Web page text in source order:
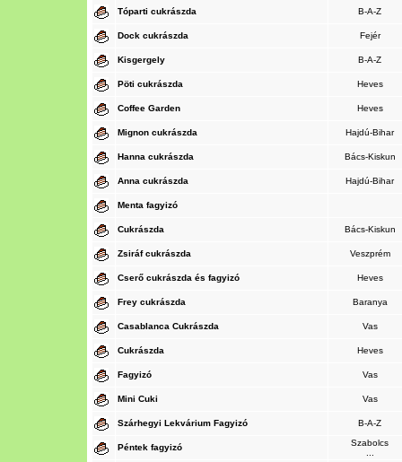
Tóparti cukrászda B-A-Z
Dock cukrászda Fejér
Kisgergely B-A-Z
Pöti cukrászda Heves
Coffee Garden Heves
Mignon cukrászda Hajdú-Bihar
Hanna cukrászda Bács-Kiskun
Anna cukrászda Hajdú-Bihar
Menta fagyizó
Cukrászda Bács-Kiskun
Zsiráf cukrászda Veszprém
Cserő cukrászda és fagyizó Heves
Frey cukrászda Baranya
Casablanca Cukrászda Vas
Cukrászda Heves
Fagyizó Vas
Mini Cuki Vas
Szárhegyi Lekvárium Fagyizó B-A-Z
Péntek fagyizó
Szabolcs